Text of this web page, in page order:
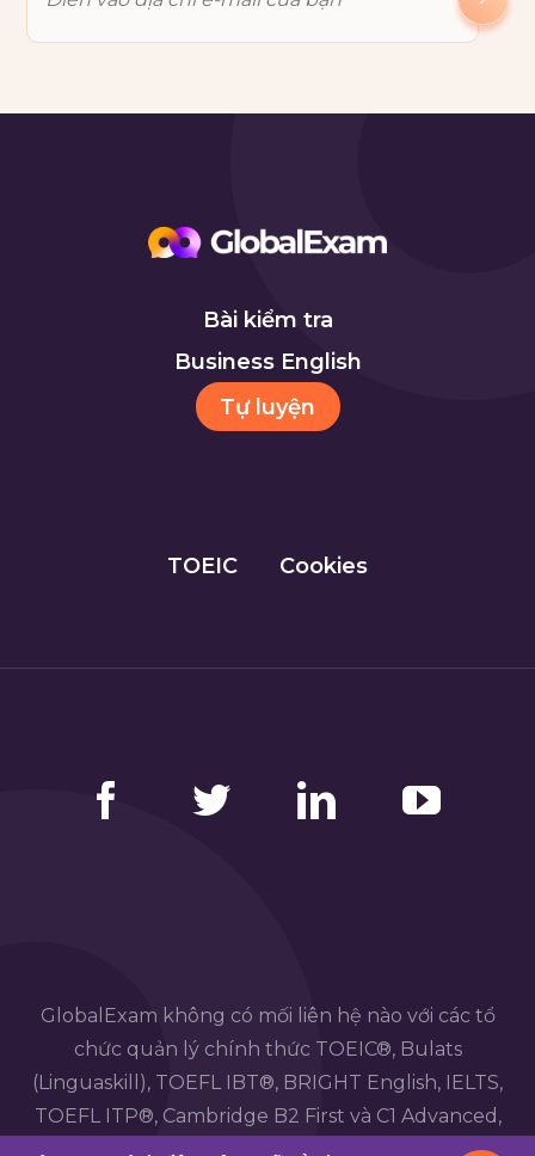
Bài kiểm tra
Business English
Tự luyện
TOEIC Cookies
GlobalExam không có mối liên hệ nào với các tổ
chức quản lý chính thức TOEIC®, Bulats
(Linguaskill), TOEFL IBT®, BRIGHT English, IELTS,
TOEFL ITP®, Cambridge B2 First và C1 Advanced,
TOEIC Bridge ™, HSK®, BRIGHT Español, DELE , Các